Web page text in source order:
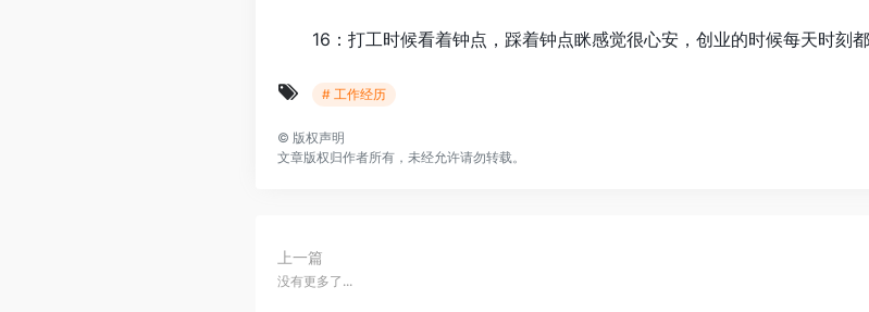
16：打工时候看着钟点，踩着钟点眯感觉很心安，创业的时候每天时刻都
# 工作经历
© 版权声明
文章版权归作者所有，未经允许请勿转载。
上一篇
没有更多了...